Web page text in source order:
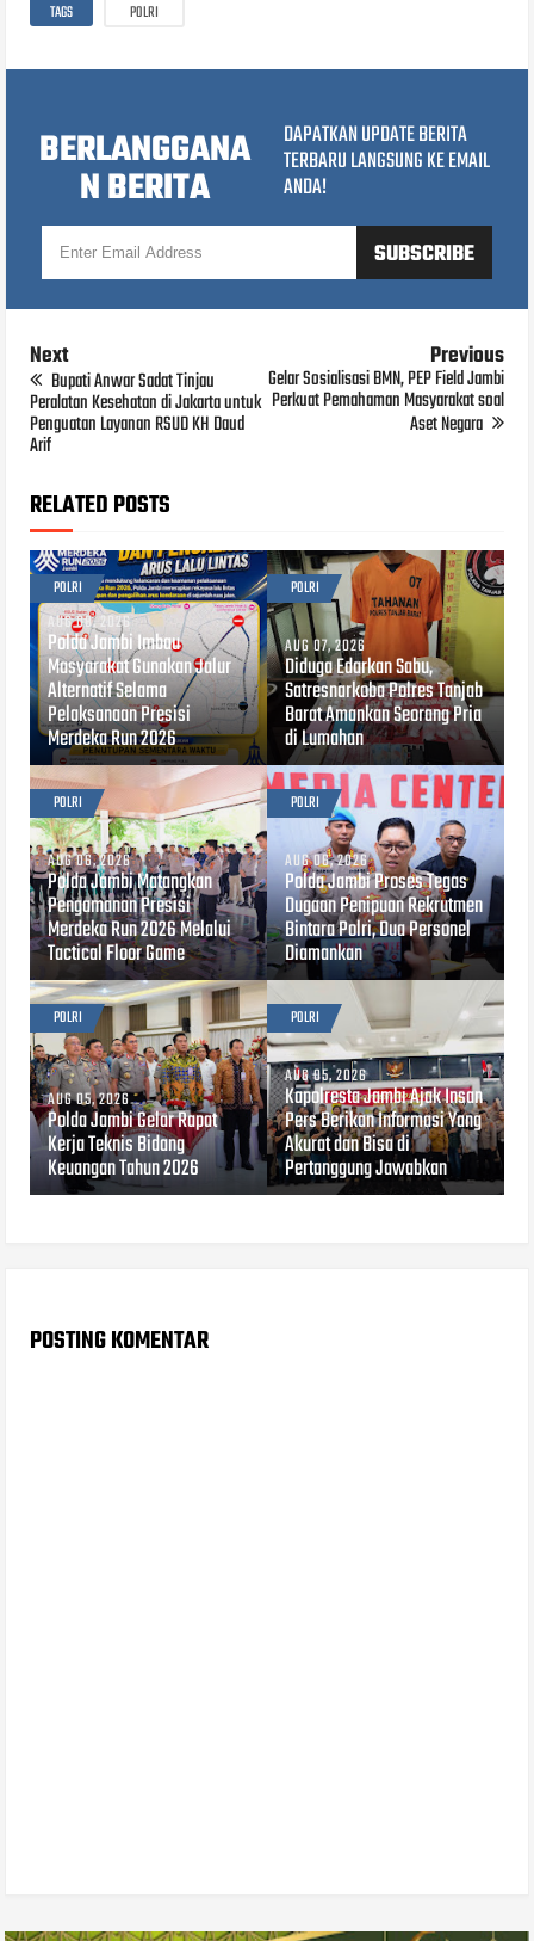
TAGS POLRI
BERLANGGANA
N BERITA
DAPATKAN UPDATE BERITA
TERBARU LANGSUNG KE EMAIL
ANDA!
Next
Bupati Anwar Sadat Tinjau
Peralatan Kesehatan di Jakarta untuk
Penguatan Layanan RSUD KH Daud
Arif
Previous
Gelar Sosialisasi BMN, PEP Field Jambi
Perkuat Pemahaman Masyarakat soal
Aset Negara
RELATED POSTS
POLRI
AUG 08, 2026
Polda Jambi Imbau
Masyarakat Gunakan Jalur
Alternatif Selama
Pelaksanaan Presisi
Merdeka Run 2026
POLRI
AUG 07, 2026
Diduga Edarkan Sabu,
Satresnarkoba Polres Tanjab
Barat Amankan Seorang Pria
di Lumahan
POLRI
AUG 06, 2026
Polda Jambi Matangkan
Pengamanan Presisi
Merdeka Run 2026 Melalui
Tactical Floor Game
POLRI
AUG 06, 2026
Polda Jambi Proses Tegas
Dugaan Penipuan Rekrutmen
Bintara Polri, Dua Personel
Diamankan
POLRI
AUG 05, 2026
Polda Jambi Gelar Rapat
Kerja Teknis Bidang
Keuangan Tahun 2026
POLRI
AUG 05, 2026
Kapolresta Jambi Ajak Insan
Pers Berikan Informasi Yang
Akurat dan Bisa di
Pertanggung Jawabkan
POSTING KOMENTAR